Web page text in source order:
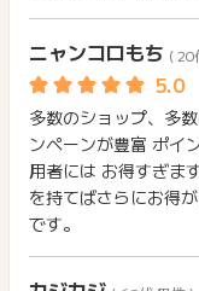
お問い合わせをした
ざいます。
ニャンコロもち ( 20
多数のショップ、多
ンペーンが豊富 ポイ
用者には お得すぎま
を持てばさらにお得
です。